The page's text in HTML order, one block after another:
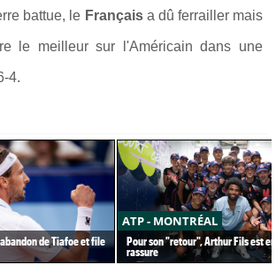
battue, le Françaisa dû ferrailler mais
le meilleur sur l'Américain dans une
4.
de Tiafoe et file
ATP - MONTRÉAL
Pour son "retour", Arthur Fils est
rassure